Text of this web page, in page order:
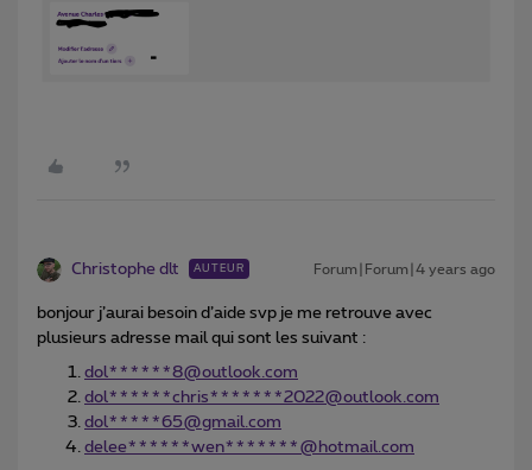
Christophe dlt AUTEUR Forum|Forum|4 years ago
bonjour j’aurai besoin d’aide svp je me retrouve avec
plusieurs adresse mail qui sont les suivant :
dol******8@outlook.com
dol******chris*******2022@outlook.com
dol*****65@gmail.com
delee******wen*******@hotmail.com